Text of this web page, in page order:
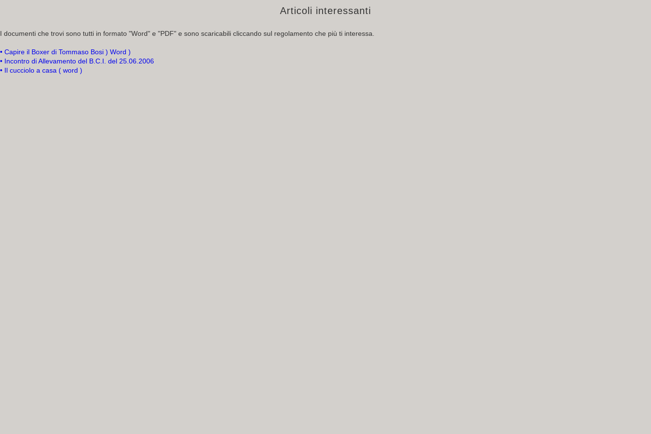
Articoli interessanti
I documenti che trovi sono tutti in formato "Word" e "PDF" e sono scaricabili cliccando sul regolamento che più ti interessa.
• Capire il Boxer di Tommaso Bosi ) Word )
• Incontro di Allevamento del B.C.I. del 25.06.2006
• Il cucciolo a casa ( word )